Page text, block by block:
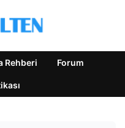
Rehberi Forum